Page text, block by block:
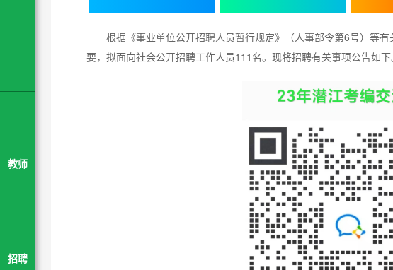
教师
招聘
根据《事业单位公开招聘人员暂行规定》（人事部令第6号）等
要，拟面向社会公开招聘工作人员111名。现将招聘有关事项公告如下